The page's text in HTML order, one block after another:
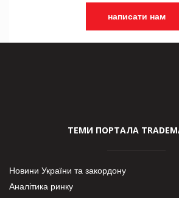
написати нам
ТЕМИ ПОРТАЛА
Новини України та закордону
Аналітика ринку